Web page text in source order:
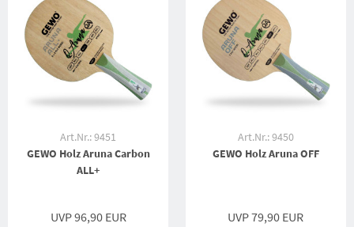
Art.Nr.: 9451
GEWO Holz Aruna Carbon
ALL+
UVP 96,90 EUR
Art.Nr.: 9450
GEWO Holz Aruna OFF
UVP 79,90 EUR